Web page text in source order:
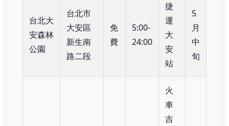
台北大
安森林
公園
台北市
大安區
新生南
路二段
免
費
5:00-
24:00
捷
運
大
安
站
5
月
中
旬
火
車
吉